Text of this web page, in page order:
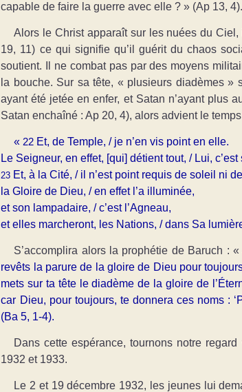
capable de faire la guerre avec elle ? » (Ap 13, 4).
Alors le Christ apparaît sur les nuées du
19, 11) ce qui signifie qu’il guérit du chaos
soutient. Il ne combat pas par des moyens
la bouche. Sur sa tête, « plusieurs diadèmes
ayant été jetée en enfer, et Satan n’ayant plus
Satan enchaîné : Ap 20, 4), alors advient le
« 22 Et, de Temple, / je n’en vis point en elle.
Le Seigneur, en effet, [qui] détient tout, / Lui,
23 Et, à la Cité, / il n’est point requis de soleil ni
la Gloire de Dieu, / en effet l’a illuminée,
et son lampadaire, / c’est l’Agneau,
et elles marcheront, les Nations, / dans Sa
S’accomplira alors la prophétie de Baruch :
revêts la parure de la gloire de Dieu pour
mets sur ta tête le diadème de la gloire de
car Dieu, pour toujours, te donnera ces noms :
(Ba 5, 1-4).
Dans cette espérance, tournons notre
1932 et 1933.
Le 2 et 19 décembre 1932, les jeunes lui